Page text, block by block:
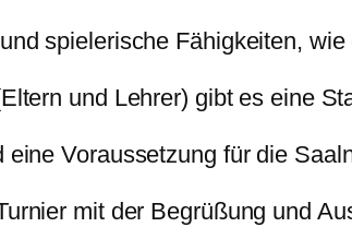
spielerische Fähigkeiten,
und Lehrer) gibt es eine
Voraussetzung für die
mit der Begrüßung und